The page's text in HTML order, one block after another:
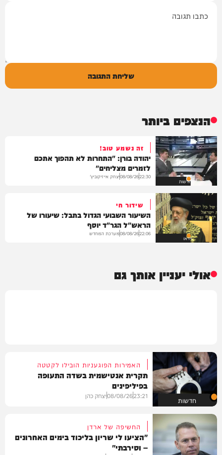
שליחת התגובה
הנצפים ביותר
חדשות
זה נשמע טוב!
יהודה בורן: "התחרות לא תהפוך אתכם
לזמרים מצליחים"
22:30
08/08/26יצחק אייזיקוביץ'
וידאו
שידור חי
השיעור השבועי הגדול בתבל: שיעורו של
הראש"ל הגר"ד יוסף
22:06
08/08/26מערכת המחדש
אולי יעניין אותך גם
חדשות
האמירות הפוגעניות הובילו לקטטה
תקרית אנטישמית בשדה התעופה
בפיליפינים
23:21
08/08/26יצחק כהן
החשיפה של ארדן
"הציעו לי שריון בליכוד בימים האחרונים
– וסירבתי"